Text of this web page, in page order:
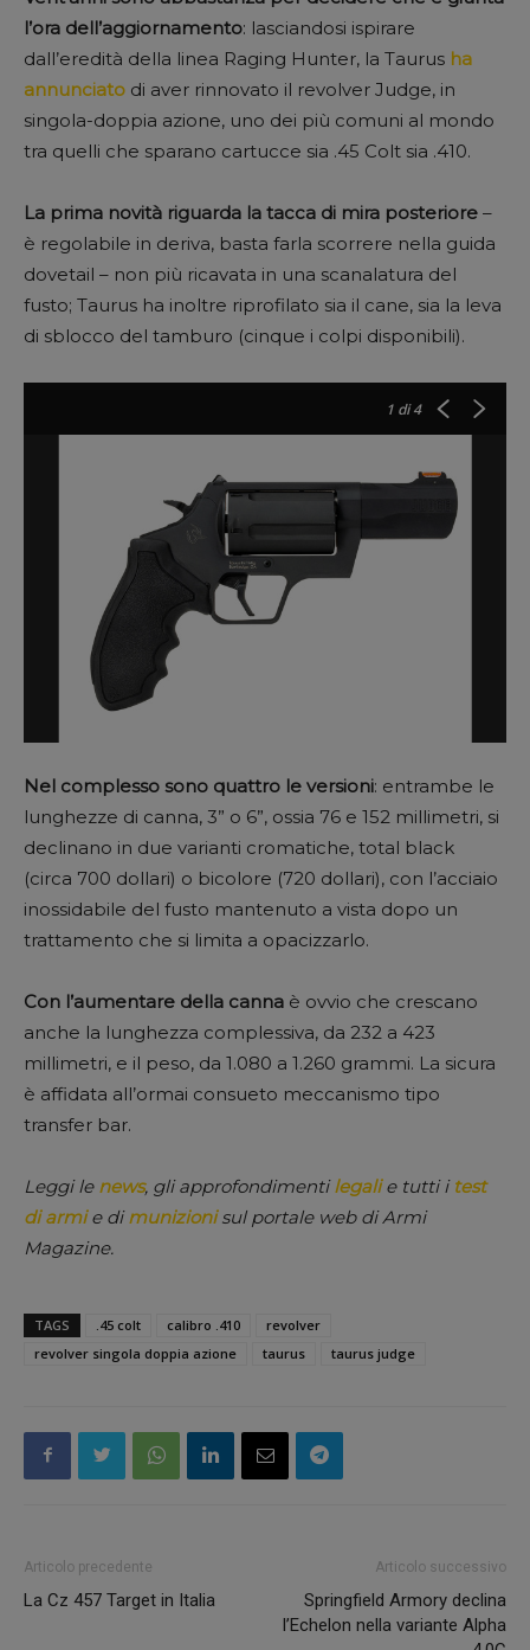
l’ora dell’aggiornamento: lasciandosi ispirare
dall’eredità della linea Raging Hunter, la Taurus ha
annunciato di aver rinnovato il revolver Judge, in
singola-doppia azione, uno dei più comuni al mondo
tra quelli che sparano cartucce sia .45 Colt sia .410.
La prima novità riguarda la tacca di mira posteriore –
è regolabile in deriva, basta farla scorrere nella guida
dovetail – non più ricavata in una scanalatura del
fusto; Taurus ha inoltre riprofilato sia il cane, sia la leva
di sblocco del tamburo (cinque i colpi disponibili).
1 di 4
Nel complesso sono quattro le versioni: entrambe le
lunghezze di canna, 3” o 6”, ossia 76 e 152 millimetri, si
declinano in due varianti cromatiche, total black
(circa 700 dollari) o bicolore (720 dollari), con l’acciaio
inossidabile del fusto mantenuto a vista dopo un
trattamento che si limita a opacizzarlo.
Con l’aumentare della canna è ovvio che crescano
anche la lunghezza complessiva, da 232 a 423
millimetri, e il peso, da 1.080 a 1.260 grammi. La sicura
è affidata all’ormai consueto meccanismo tipo
transfer bar.
Leggi le news, gli approfondimentilegalie tutti i test
di armie dimunizionisul portale web di Armi
Magazine.
TAGS .45 colt calibro .410
revolver
revolver singola doppia azione
taurus taurus judge
Articolo precedente
La Cz 457 Target in Italia
Articolo successivo
Springfield Armory declina
l’Echelon nella variante Alpha